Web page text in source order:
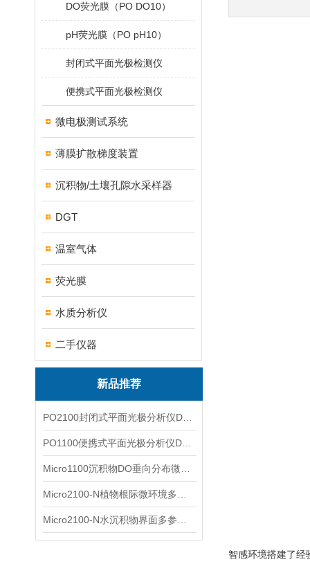
DO荧光膜（PO DO10）
pH荧光膜（PO pH10）
封闭式平面光极检测仪
便携式平面光极检测仪
微电极测试系统
薄膜扩散梯度装置
沉积物/土壤孔隙水采样器
DGT
温室气体
荧光膜
水质分析仪
二手仪器
新品推荐
智感环境搭建了经